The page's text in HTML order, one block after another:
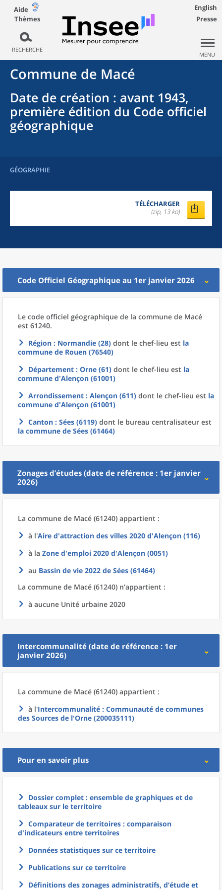
Aide
Thèmes
RECHERCHE
English
Presse
MENU
Commune de Macé
Date de création : avant 1943,
première édition du Code officiel
géographique
GÉOGRAPHIE
TÉLÉCHARGER
(zip, 13 ko)
Code Officiel Géographique au 1er janvier 2026
Le code officiel géographique de la commune de Macé
est 61240.
Région : Normandie (28) dont le chef-lieu est la
commune de Rouen (76540)
Département : Orne (61) dont le chef-lieu est la
commune d'Alençon (61001)
Arrondissement : Alençon (611) dont le chef-lieu est la
commune d'Alençon (61001)
Canton : Sées (6119) dont le bureau centralisateur est
la commune de Sées (61464)
Zonages d’études (date de référence : 1er janvier
2026)
La commune de Macé (61240) appartient :
à l'Aire d'attraction des villes 2020 d'Alençon (116)
à la Zone d'emploi 2020 d'Alençon (0051)
au Bassin de vie 2022 de Sées (61464)
La commune de Macé (61240) n’appartient :
à aucune Unité urbaine 2020
Intercommunalité (date de référence : 1er
janvier 2026)
La commune de Macé (61240) appartient :
à l'Intercommunalité : Communauté de communes
des Sources de l'Orne (200035111)
Pour en savoir plus
Dossier complet : ensemble de graphiques et de
tableaux sur le territoire
Comparateur de territoires : comparaison
d'indicateurs entre territoires
Données statistiques sur ce territoire
Publications sur ce territoire
Définitions des zonages administratifs, d’étude et